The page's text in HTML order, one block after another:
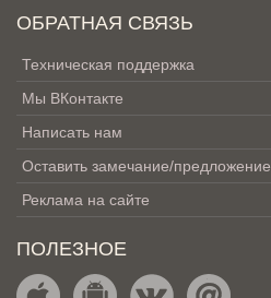
ОБРАТНАЯ СВЯЗЬ
Техническая поддержка
Мы ВКонтакте
Написать нам
Оставить замечание/предложение
Реклама на сайте
ПОЛЕЗНОЕ